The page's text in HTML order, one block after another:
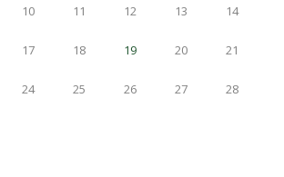
10 11 12 13 14
17 18 19 20 21
24 25 26 27 28